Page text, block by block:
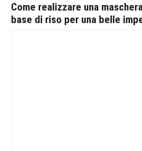
Come realizzare una
base di riso per una belle